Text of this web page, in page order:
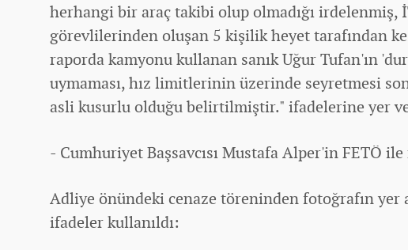
herhangi bir araç takibi olup olmadığı irdelenmiş,
görevlilerinden oluşan 5 kişilik heyet tarafından
raporda kamyonu kullanan sanık Uğur Tufan'ın
uymaması, hız limitlerinin üzerinde seyretmesi
asli kusurlu olduğu belirtilmiştir." ifadelerine yer
- Cumhuriyet Başsavcısı Mustafa Alper'in FETÖ
Adliye önündeki cenaze töreninden fotoğrafın yer
ifadeler kullanıldı: